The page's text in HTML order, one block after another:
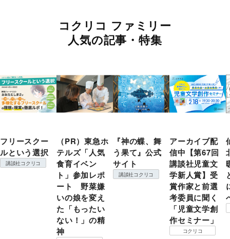
コクリコ ファミリー
人気の記事・特集
フリースクー
ルという選択
講談社コクリコ
（PR）東急ホ
テルズ「人気
食育イベン
ト」参加レポ
ート 野菜嫌
いの娘を変え
た「もったい
ない！」の精
神
『神の蝶、舞
う果て』公式
サイト
講談社コクリコ
アーカイブ配
信中【第67回
講談社児童文
学新人賞】受
賞作家と前選
考委員に聞く
「児童文学創
作セミナー」
コクリコ